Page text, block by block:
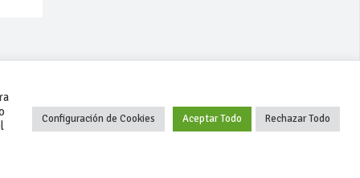
+34 627 35 00 36
Configuración de Cookies Aceptar Todo Rechazar Todo